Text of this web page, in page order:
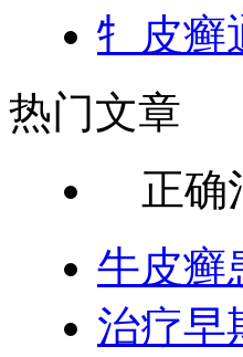
牜皮癣
热门文章
正确
牛皮癣
治疗早